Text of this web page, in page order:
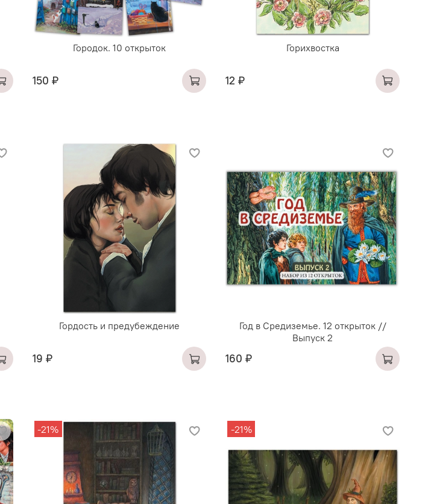
Городок. 10 открыток
150 ₽
Горихвостка
12 ₽
Гордость и предубеждение
19 ₽
Год в Средиземье. 12 открыток //
Выпуск 2
160 ₽
-21% -21%